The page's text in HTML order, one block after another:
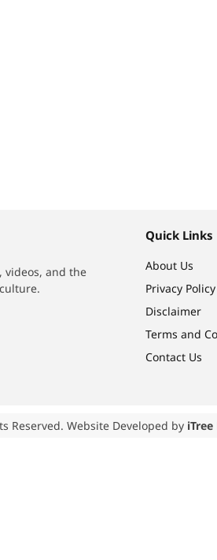
, videos, and the
Quick Links
About Us
Privacy Policy
Disclaimer
Terms and
Contact Us
Reserved. Website Developed by